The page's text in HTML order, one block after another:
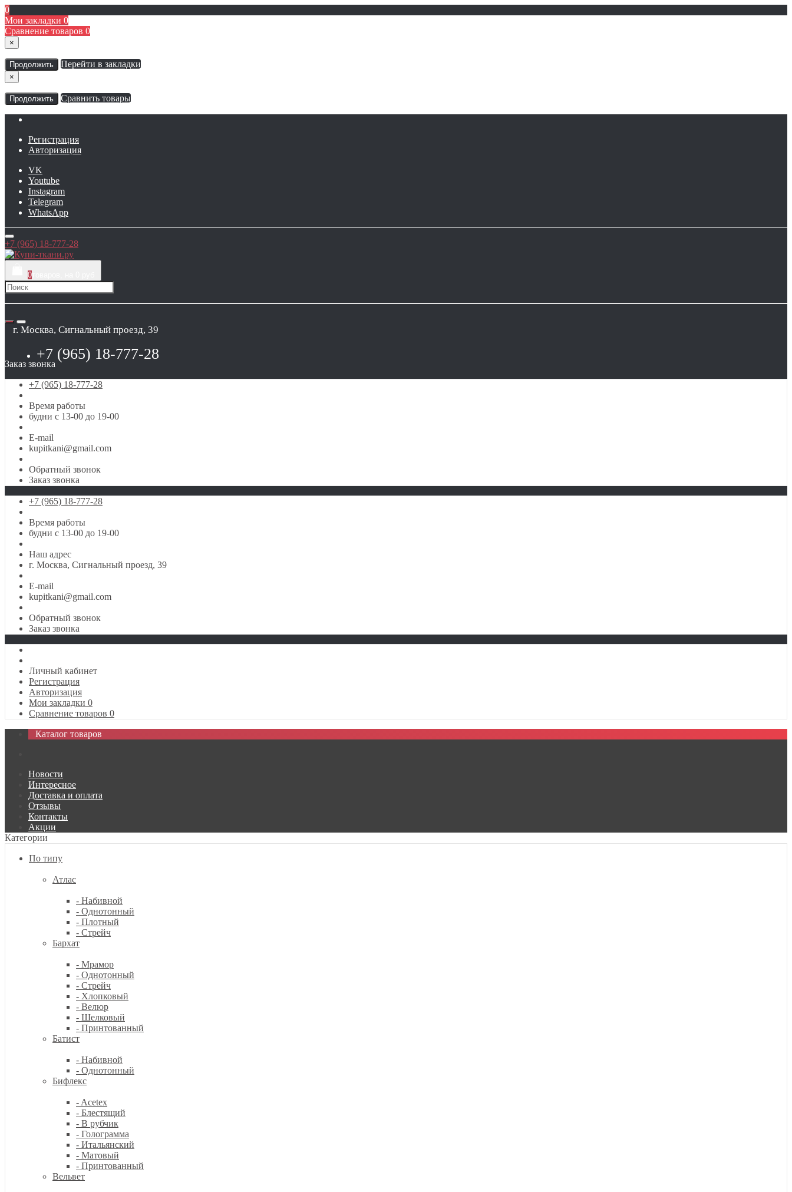
0
Мои закладки 0
Сравнение товаров 0
×
Продолжить Перейти в закладки
×
Продолжить Сравнить товары
Регистрация
Авторизация
VK
Youtube
Instagram
Telegram
WhatsApp
+7 (965) 18-777-28
0
г. Москва, Сигнальный проезд, 39
+7 (965) 18-777-28
Заказ звонка
+7 (965) 18-777-28
Время работы
будни с 13-00 до 19-00
E-mail
kupitkani@gmail.com
Обратный звонок
Заказ звонка
+7 (965) 18-777-28
Время работы
будни с 13-00 до 19-00
Наш адрес
г. Москва, Сигнальный проезд, 39
E-mail
kupitkani@gmail.com
Обратный звонок
Заказ звонка
Личный кабинет
Регистрация
Авторизация
Мои закладки 0
Сравнение товаров 0
Каталог товаров
Новости
Интересное
Доставка и оплата
Отзывы
Контакты
Акции
Категории
По типу
Атлас
- Набивной
- Однотонный
- Плотный
- Стрейч
Бархат
- Мрамор
- Однотонный
- Стрейч
- Хлопковый
- Велюр
- Шелковый
- Принтованный
Батист
- Набивной
- Однотонный
Бифлекс
- Acetex
- Блестящий
- В рубчик
- Голограмма
- Итальянский
- Матовый
- Принтованный
Вельвет